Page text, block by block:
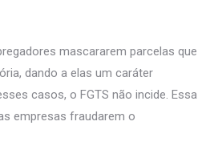
mascararem parcelas que
dando a elas um caráter
casos, o FGTS não incide. Essa
empresas fraudarem o